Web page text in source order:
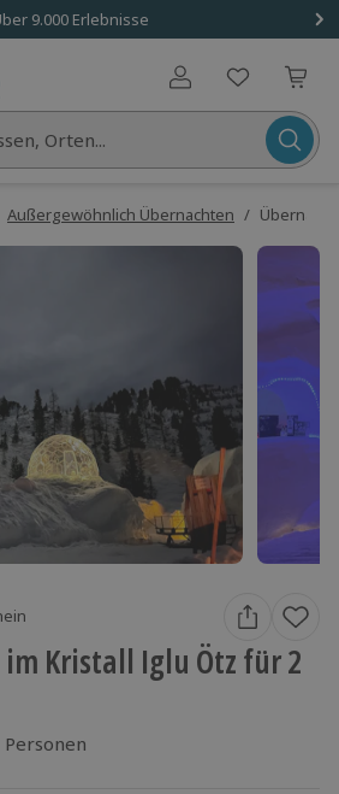
9.000 Erlebnisse
Benutzerkonto
Orten...
Außergewöhnlich Übernachten /
Kristall Iglu Ötz für 2
Bewertungen
Personen